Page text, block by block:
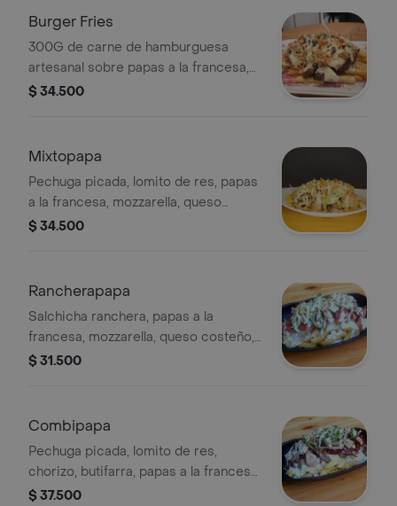
Burger Fries
300G de carne de hamburguesa
artesanal sobre papas a la francesa,
mozzarella; lechuga, tomate, cebolla
$ 34.500
Mixtopapa
Pechuga picada, lomito de res, papas
a la francesa, mozzarella, queso
costeño, papa chongo, lechuga y
$ 34.500
Rancherapapa
Salchicha ranchera, papas a la
francesa, mozzarella, queso costeño,
papa chongo, grillé, lechuga y salsa de
$ 31.500
Combipapa
Pechuga picada, lomito de res,
chorizo, butifarra, papas a la francesa,
queso costeño, papa chongo, cebolla
$ 37.500